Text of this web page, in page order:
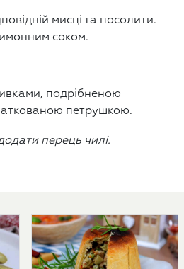
мисці та посолити.
соком.
подрібненою
петрушкою.
перець чилі.